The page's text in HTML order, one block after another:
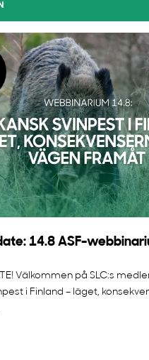
14.8 ASF-
Välkommen på SLC:s
i Finland – läget,